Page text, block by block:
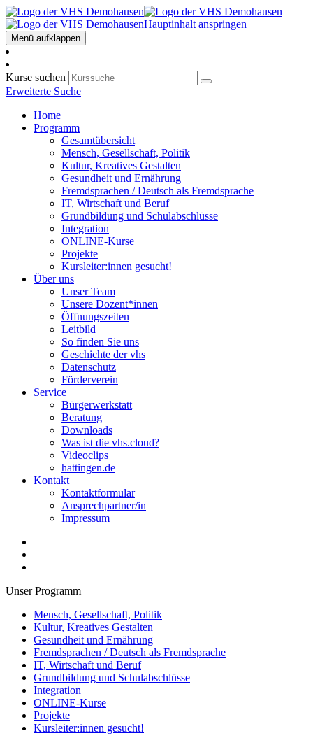
Hauptinhalt anspringen
Menü aufklappen
Kurse suchen
Erweiterte Suche
Home
Programm
Gesamtübersicht
Mensch, Gesellschaft, Politik
Kultur, Kreatives Gestalten
Gesundheit und Ernährung
Fremdsprachen / Deutsch als Fremdsprache
IT, Wirtschaft und Beruf
Grundbildung und Schulabschlüsse
Integration
ONLINE-Kurse
Projekte
Kursleiter:innen gesucht!
Über uns
Unser Team
Unsere Dozent*innen
Öffnungszeiten
Leitbild
So finden Sie uns
Geschichte der vhs
Datenschutz
Förderverein
Service
Bürgerwerkstatt
Beratung
Downloads
Was ist die vhs.cloud?
Videoclips
hattingen.de
Kontakt
Kontaktformular
Ansprechpartner/in
Impressum
Unser Programm
Mensch, Gesellschaft, Politik
Kultur, Kreatives Gestalten
Gesundheit und Ernährung
Fremdsprachen / Deutsch als Fremdsprache
IT, Wirtschaft und Beruf
Grundbildung und Schulabschlüsse
Integration
ONLINE-Kurse
Projekte
Kursleiter:innen gesucht!